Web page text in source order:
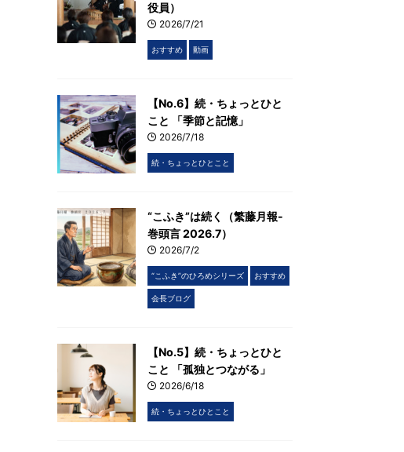
役員）
2026/7/21
おすすめ 動画
【No.6】続・ちょっとひと
こと 「季節と記憶」
2026/7/18
続・ちょっとひとこと
“こふき”は続く（繁藤月報-
巻頭言 2026.7）
2026/7/2
“こふき”のひろめシリーズ おすすめ
会長ブログ
【No.5】続・ちょっとひと
こと 「孤独とつながる」
2026/6/18
続・ちょっとひとこと